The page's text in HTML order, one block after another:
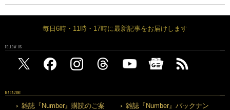
毎日6時・11時・17時に最新記事をお届けします
FOLLOW US
MAGAZINE
雑誌『Number』購読のご案
雑誌『Number』バックナン